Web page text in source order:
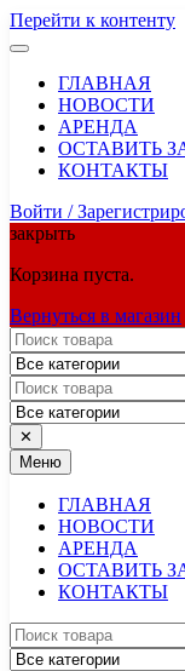
Перейти к контенту
ГЛАВНАЯ
НОВОСТИ
АРЕНДА
ОСТАВИТЬ
КОНТАКТЫ
Войти /
закрыть
Корзина пуста.
Вернуться в магазин
✕
Меню
ГЛАВНАЯ
НОВОСТИ
АРЕНДА
ОСТАВИТЬ
КОНТАКТЫ